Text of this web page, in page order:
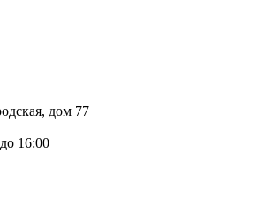
дом 77
16:00